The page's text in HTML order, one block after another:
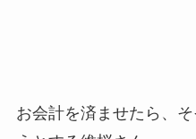
お会計を済ませたら、